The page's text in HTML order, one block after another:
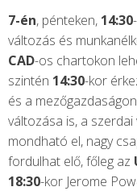
7-én, pénteken, 14:30
változás és
CAD-os chartokon
szintén 14:30-kor
és a
változása is, a szerdai
mondható el, nagy
fordulhat elő, főleg az
18:30-kor Jerome